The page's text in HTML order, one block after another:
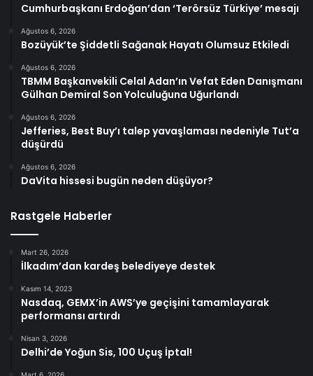
Cumhurbaşkanı Erdoğan’dan ‘Terörsüz Türkiye’ mesajı
Ağustos 6, 2026
Bozüyük’te Şiddetli Sağanak Hayatı Olumsuz Etkiledi
Ağustos 6, 2026
TBMM Başkanvekili Celal Adan’ın Vefat Eden Danışmanı
Gülhan Demiral Son Yolculuğuna Uğurlandı
Ağustos 6, 2026
Jefferies, Best Buy’ı talep yavaşlaması nedeniyle Tut’a
düşürdü
Ağustos 6, 2026
DaVita hissesi bugün neden düşüyor?
Rastgele Haberler
Mart 26, 2026
İlkadım’dan kardeş belediyeye destek
Kasım 14, 2023
Nasdaq, GEMX’in AWS’ye geçişini tamamlayarak
performansı artırdı
Nisan 3, 2026
Delhi’de Yoğun Sis, 100 Uçuş İptal!